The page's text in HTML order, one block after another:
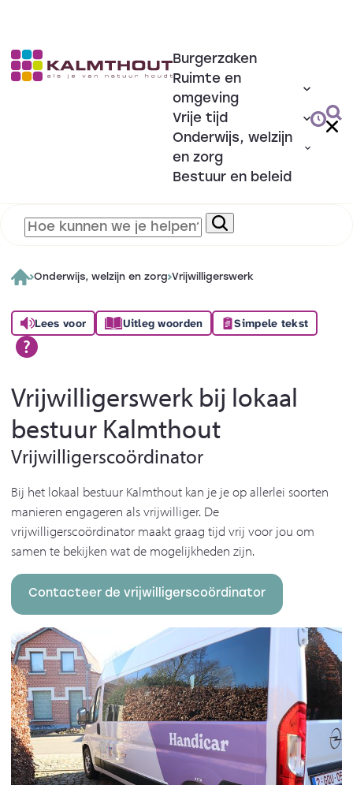
Burgerzaken
Ruimte en
omgeving
Vrije tijd
Onderwijs, welzijn
en zorg
Bestuur en beleid
Onderwijs, welzijn en zorg Vrijwilligerswerk
Lees voor Uitleg woorden Simpele tekst
Vrijwilligerswerk bij lokaal
bestuur Kalmthout
Vrijwilligerscoördinator
Bij het lokaal bestuur Kalmthout kan je je op allerlei soorten
manieren engageren als vrijwilliger. De
vrijwilligerscoördinator maakt graag tijd vrij voor jou om
samen te bekijken wat de mogelijkheden zijn.
Contacteer de vrijwilligerscoördinator